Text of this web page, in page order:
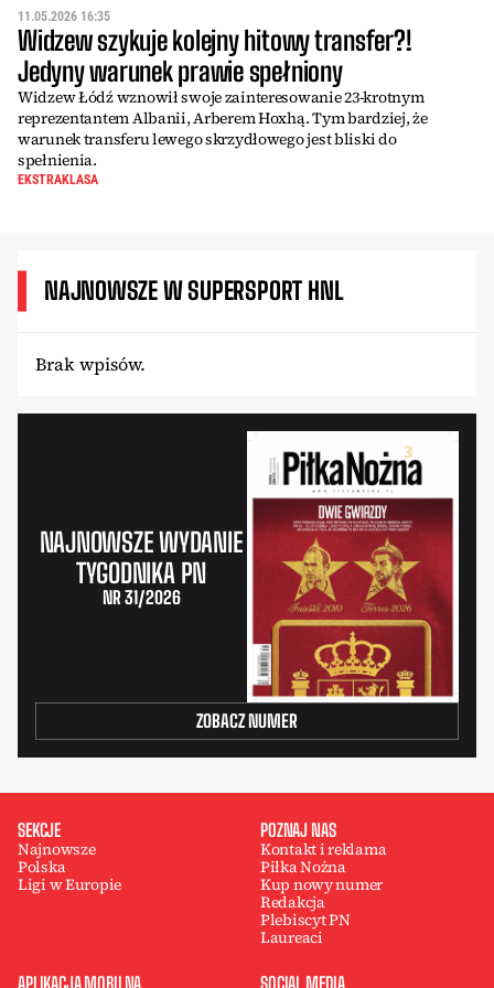
11.05.2026 16:35
Widzew szykuje kolejny hitowy transfer?!
Jedyny warunek prawie spełniony
Widzew Łódź wznowił swoje zainteresowanie 23-krotnym
reprezentantem Albanii, Arberem Hoxhą. Tym bardziej, że
warunek transferu lewego skrzydłowego jest bliski do
spełnienia.
EKSTRAKLASA
NAJNOWSZE W SUPERSPORT HNL
Brak wpisów.
NAJNOWSZE WYDANIE
TYGODNIKA PN
NR 31/2026
ZOBACZ NUMER
SEKCJE
Najnowsze
Polska
Ligi w Europie
POZNAJ NAS
Kontakt i reklama
Piłka Nożna
Kup nowy numer
Redakcja
Plebiscyt PN
Laureaci
APLIKACJA MOBILNA SOCIAL MEDIA